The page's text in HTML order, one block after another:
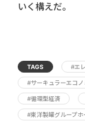
いく構えだ。
TAGS #エ
#サーキュラーエコノ
#循環型経済
#東洋製罐グループホ